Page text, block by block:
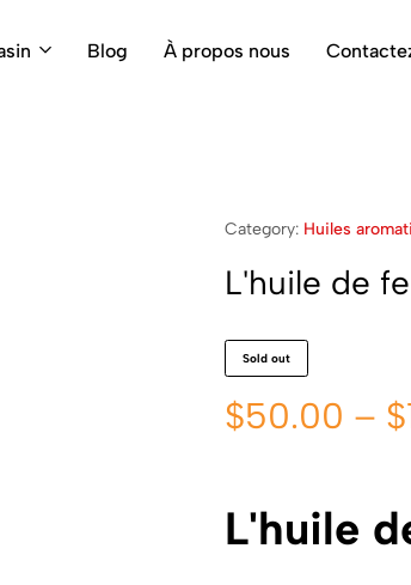
Blog À propos nous
Category: Huiles
L'huile de
Sold out
$50.00 – $
L'huile